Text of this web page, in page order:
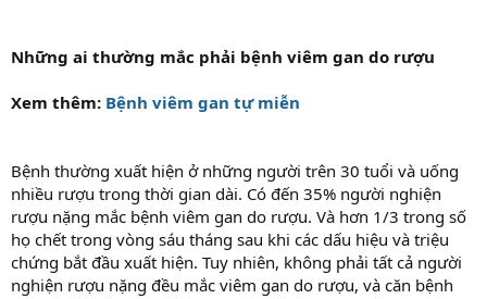
Những ai thường mắc phải bệnh viêm gan do rượu
Xem thêm: Bệnh viêm gan tự miễn
Bệnh thường xuất hiện ở những người trên 30 tuổi và uống
nhiều rượu trong thời gian dài. Có đến 35% người nghiện
rượu nặng mắc bệnh viêm gan do rượu. Và hơn 1/3 trong số
họ chết trong vòng sáu tháng sau khi các dấu hiệu và triệu
chứng bắt đầu xuất hiện. Tuy nhiên, không phải tất cả người
nghiện rượu nặng đều mắc viêm gan do rượu, và căn bệnh